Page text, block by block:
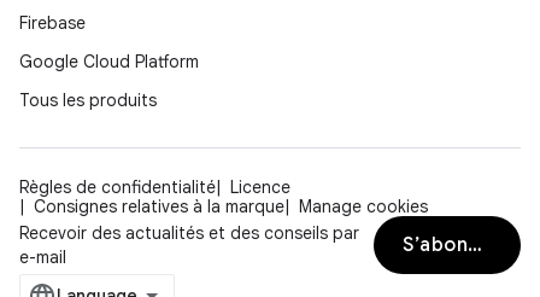
Firebase
Google Cloud Platform
Tous les produits
Règles de confidentialité
Licence
Consignes relatives à la marque
Manage cookies
Recevoir des actualités et des conseils par
e-mail
S’abonner